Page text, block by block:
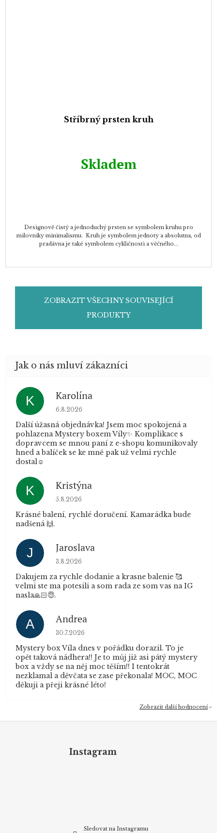
Stříbrný prsten kruh
Skladem
Designově čistý a jednoduchý prsten se symbolem kruhu pro
milovníky minimalismu. Kruh je symbolem jednoty a absolutna, od
pradávna je také symbolem cykličnosti a věčného...
ZOBRAZIT VŠECHNY SOUVISEJÍCÍ
PRODUKTY
K Karolína
Hodnocení obchodu je 5 z 5 hvězdiček.
6.8.2026
Další úžasná objednávka! Jsem moc spokojená a
pohlazena Mystery boxem Víly✨ Komplikace s
dopravcem se mnou paní z e-shopu komunikovaly
hned a balíček se ke mně pak už velmi rychle
dostal☺️
K Kristýna
Hodnocení obchodu je 5 z 5 hvězdiček.
5.8.2026
Krásné balení, rychlé doručení. Kamarádka bude
nadšená 🙌.
J Jaroslava
Hodnocení obchodu je 5 z 5 hvězdiček.
3.8.2026
Dakujem za rychle dodanie a krasne balenie 🥰
velmi ste ma potesili a som rada ze som vas na IG
nasla🙏🏻😇.
A Andrea
Hodnocení obchodu je 5 z 5 hvězdiček.
30.7.2026
Mystery box Víla dnes v pořádku dorazil. To je
opět taková nádhera!! Je to můj již asi pátý mystery
box a vždy se na něj moc těším!! I tentokrát
nezklamal a děvčata se zase překonala! MOC, MOC
děkuji a přeji krásné léto!
Zobrazit další hodnocení
Instagram
Sledovat na Instagramu